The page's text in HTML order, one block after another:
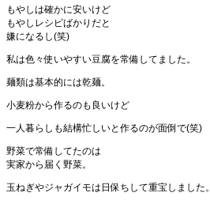
もやしは確かに安いけど
もやしレシピばかりだと
嫌になるし(笑)
私は色々使いやすい豆腐を常備してました。
麺類は基本的には乾麺。
小麦粉から作るのも良いけど
一人暮らしも結構忙しいと作るのが面倒で(笑)
野菜で常備してたのは
実家から届く野菜。
玉ねぎやジャガイモは日保ちして重宝しました。